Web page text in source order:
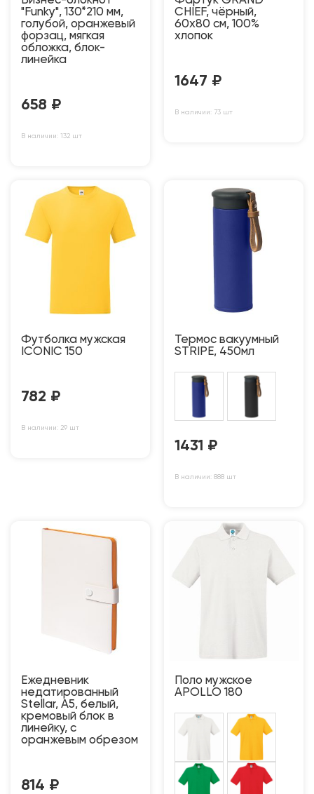
"Funky", 130*210 мм,
голубой, оранжевый
форзац, мягкая
обложка, блок-
линейка
658 ₽
В наличии: 132 шт
CHIEF, чёрный,
60х80 см, 100%
хлопок
1647 ₽
В наличии: 73 шт
Футболка мужская
ICONIC 150
782 ₽
В наличии: 29 шт
Термос вакуумный
STRIPE, 450мл
1431 ₽
В наличии: 888 шт
Ежедневник
недатированный
Stellar, А5, белый,
кремовый блок в
линейку, с
оранжевым обрезом
814 ₽
Поло мужское
APOLLO 180